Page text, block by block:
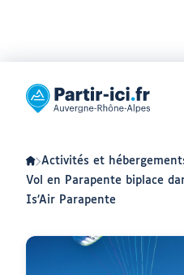
menu
contenu
Partir
ici
en
Auvergne-
Rhône-
Alpes
Activités et
Vol en Parapente biplace
Is’Air Parapente